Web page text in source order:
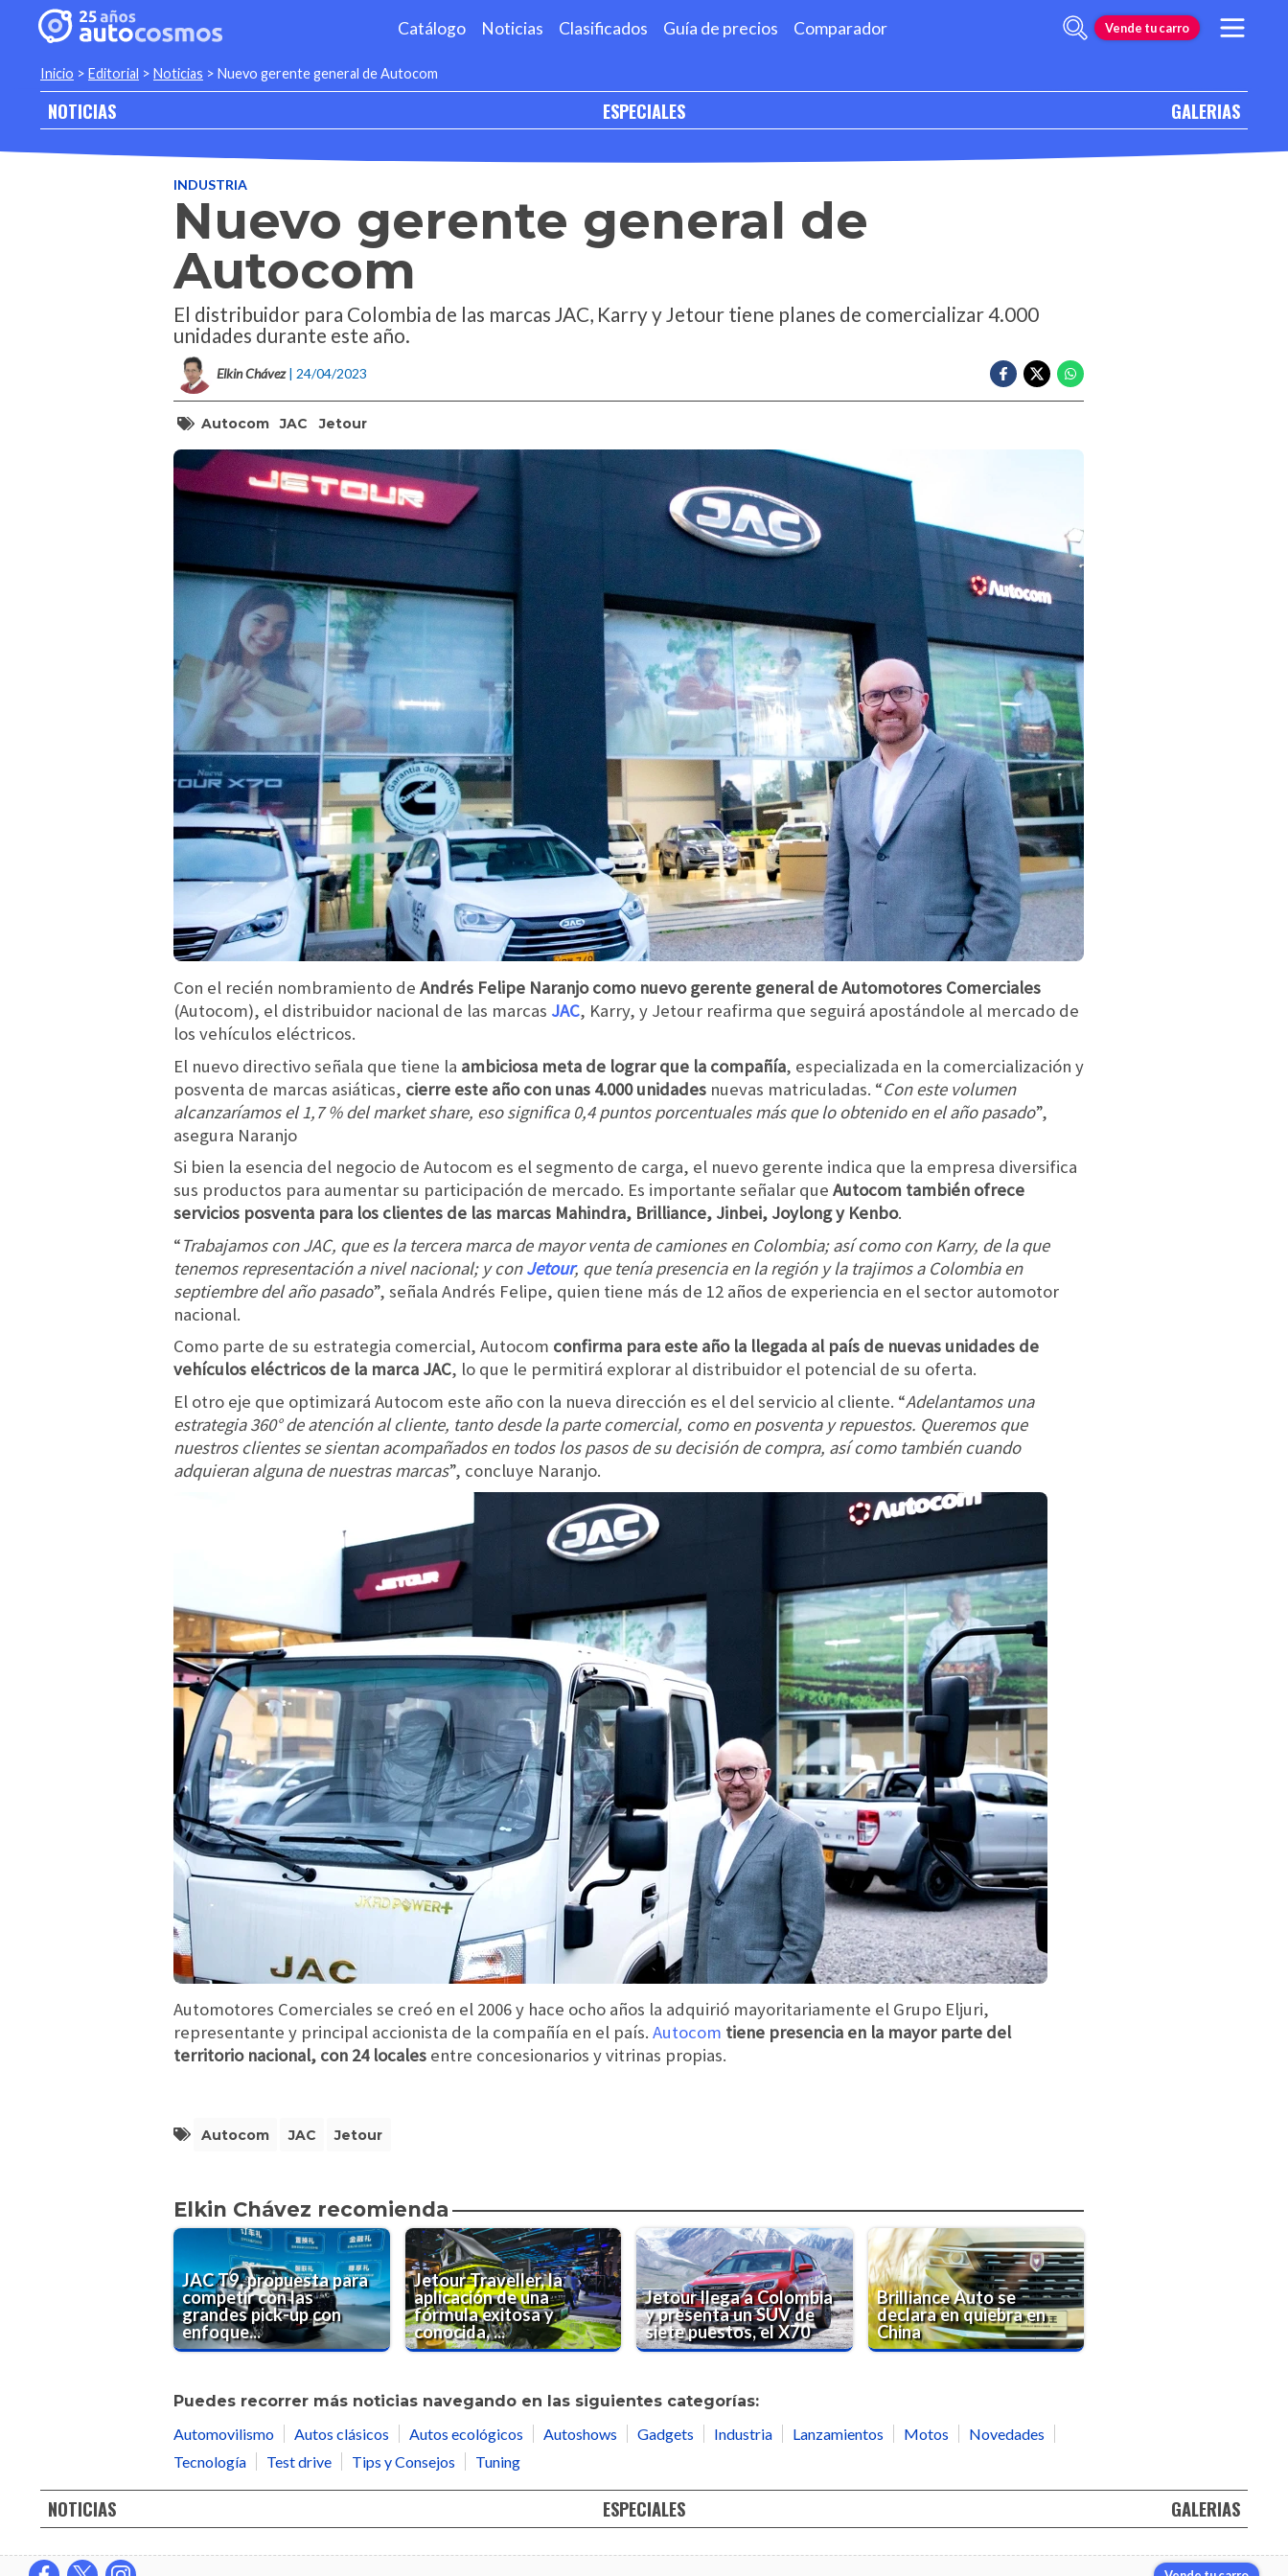
Catálogo Noticias Clasificados Guía de precios Comparador Vende tu carro
Inicio > Editorial > Noticias > Nuevo gerente general de Autocom
NOTICIAS ESPECIALES GALERIAS
INDUSTRIA
Nuevo gerente general de
Autocom
El distribuidor para Colombia de las marcas JAC, Karry y Jetour tiene planes de comercializar 4.000
unidades durante este año.
Elkin Chávez | 24/04/2023
Autocom JAC Jetour
Con el recién nombramiento de Andrés Felipe Naranjo como nuevo gerente general de Automotores Comerciales
(Autocom), el distribuidor nacional de las marcas JAC, Karry, y Jetour reafirma que seguirá apostándole al mercado de
los vehículos eléctricos.
El nuevo directivo señala que tiene la ambiciosa meta de lograr que la compañía, especializada en la comercialización y
posventa de marcas asiáticas, cierre este año con unas 4.000 unidades nuevas matriculadas. “Con este volumen
alcanzaríamos el 1,7 % del market share, eso significa 0,4 puntos porcentuales más que lo obtenido en el año pasado”,
asegura Naranjo
Si bien la esencia del negocio de Autocom es el segmento de carga, el nuevo gerente indica que la empresa diversifica
sus productos para aumentar su participación de mercado. Es importante señalar que Autocom también ofrece
servicios posventa para los clientes de las marcas Mahindra, Brilliance, Jinbei, Joylong y Kenbo.
“Trabajamos con JAC, que es la tercera marca de mayor venta de camiones en Colombia; así como con Karry, de la que
tenemos representación a nivel nacional; y conJetour, que tenía presencia en la región y la trajimos a Colombia en
septiembre del año pasado”, señala Andrés Felipe, quien tiene más de 12 años de experiencia en el sector automotor
nacional.
Como parte de su estrategia comercial, Autocom confirma para este año la llegada al país de nuevas unidades de
vehículos eléctricos de la marca JAC, lo que le permitirá explorar al distribuidor el potencial de su oferta.
El otro eje que optimizará Autocom este año con la nueva dirección es el del servicio al cliente. “Adelantamos una
estrategia 360° de atención al cliente, tanto desde la parte comercial, como en posventa y repuestos. Queremos que
nuestros clientes se sientan acompañados en todos los pasos de su decisión de compra, así como también cuando
adquieran alguna de nuestras marcas”, concluye Naranjo.
Automotores Comerciales se creó en el 2006 y hace ocho años la adquirió mayoritariamente el Grupo Eljuri,
representante y principal accionista de la compañía en el país. Autocom tiene presencia en la mayor parte del
territorio nacional, con 24 locales entre concesionarios y vitrinas propias.
Autocom JAC Jetour
Elkin Chávez recomienda
JAC T9, propuesta para
competir con las
grandes pick-up con
enfoque...
Jetour Traveller, la
aplicación de una
fórmula exitosa y
conocida, ...
Jetour llega a Colombia
y presenta un SUV de
siete puestos, el X70
Brilliance Auto se
declara en quiebra en
China
Puedes recorrer más noticias navegando en las siguientes categorías:
Automovilismo
Autos clásicos Autos ecológicos Autoshows Gadgets Industria Lanzamientos Motos
Novedades
Tecnología
Test drive Tips y Consejos Tuning
NOTICIAS ESPECIALES GALERIAS